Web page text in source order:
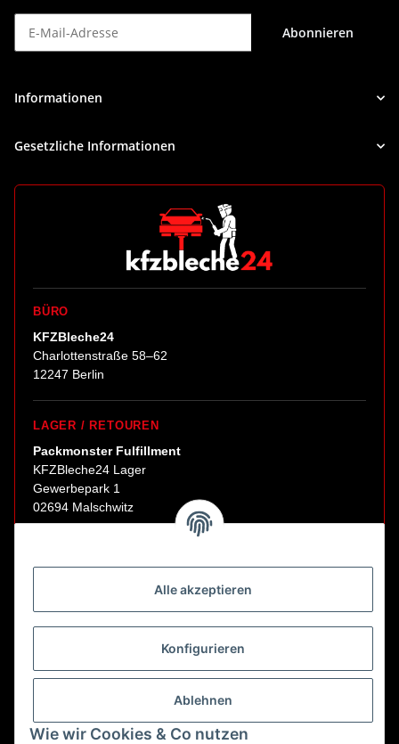
Alle akzeptieren
Konfigurieren
Ablehnen
Wie wir Cookies & Co nutzen
Abonnieren
Informationen
Gesetzliche Informationen
BÜRO
KFZBleche24
Charlottenstraße 58–62
12247 Berlin
LAGER / RETOUREN
Packmonster Fulfillment
KFZBleche24 Lager
Gewerbepark 1
02694 Malschwitz
Abholungen nur nach Terminvereinbarung.
E-Mail:sales@kfzbleche24.de
Vertrag widerrufen
* Alle Preise inkl. gesetzlicher USt., zzgl.Versand